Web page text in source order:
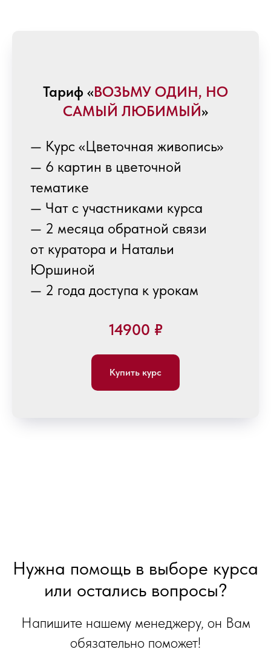
Тариф «ВОЗЬМУ ОДИН, НО
САМЫЙ ЛЮБИМЫЙ»
— Курс «Цветочная живопись»
— 6 картин в цветочной
тематике
— Чат с участниками курса
— 2 месяца обратной связи
от куратора и Натальи
Юршиной
— 2 года доступа к урокам
14900 ₽
Купить курс
Нужна помощь в выборе курса
или остались вопросы?
Напишите нашему менеджеру, он Вам
обязательно поможет!